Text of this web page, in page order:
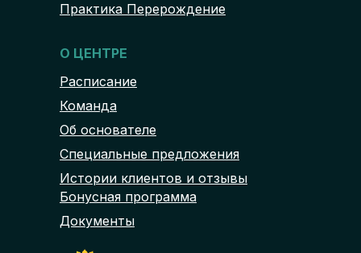
Практика Перерождение
О ЦЕНТРЕ
Команда
Документы
Бонусная программа
Специальные предложения
Об основателе
Расписание
Истории клиентов и отзывы